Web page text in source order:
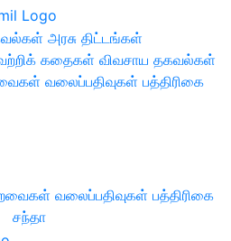
அரசு திட்டங்கள்
கதைகள் விவசாய தகவல்கள்
வலைப்பதிவுகள் பத்திரிகை
வலைப்பதிவுகள் பத்திரிகை
சந்தா